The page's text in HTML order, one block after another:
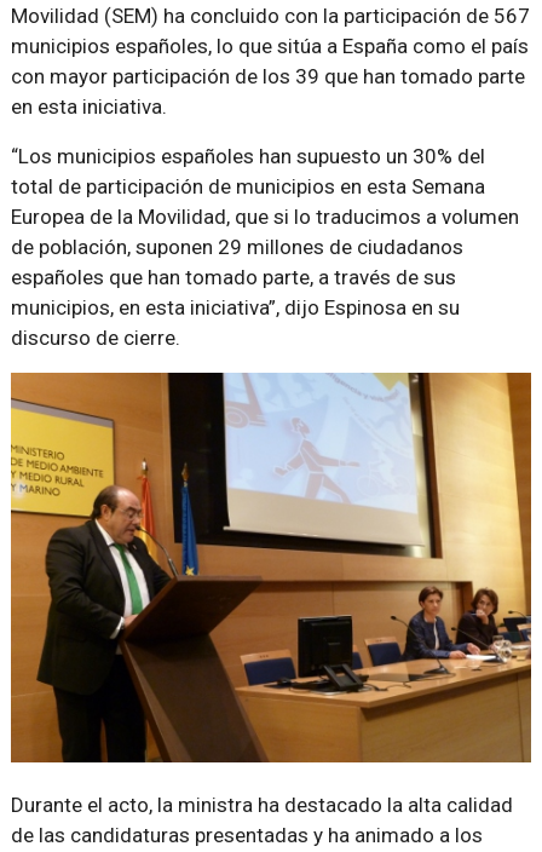
Movilidad (SEM) ha concluido con la participación de 567
municipios españoles, lo que sitúa a España como el país
con mayor participación de los 39 que han tomado parte
en esta iniciativa.
“Los municipios españoles han supuesto un 30% del
total de participación de municipios en esta Semana
Europea de la Movilidad, que si lo traducimos a volumen
de población, suponen 29 millones de ciudadanos
españoles que han tomado parte, a través de sus
municipios, en esta iniciativa”, dijo Espinosa en su
discurso de cierre.
Durante el acto, la ministra ha destacado la alta calidad
de las candidaturas presentadas y ha animado a los